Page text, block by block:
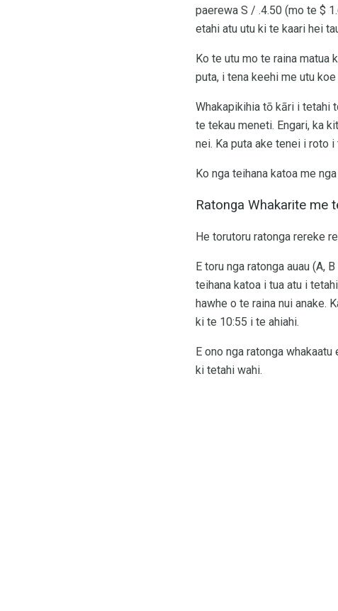
paerewa S / .4.50 (mo te $
etahi atu utu ki te kaari hei
Ko te utu mo te raina matua
puta, i tena keehi me utu
Whakapikihia tō kāri i tetahi
te tekau meneti. Engari, ka
nei. Ka puta ake tenei i roto i
Ko nga teihana katoa me
Ratonga Whakarite me
He torutoru ratonga rereke
E toru nga ratonga auau (A,
teihana katoa i tua atu i
hawhe o te raina nui anake.
ki te 10:55 i te ahiahi.
E ono nga ratonga
ki tetahi wahi.